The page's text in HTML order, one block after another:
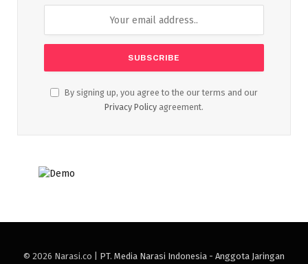
By signing up, you agree to the our terms and our
Privacy Policy agreement.
© 2026 Narasi.co | PT. Media Narasi Indonesia - Anggota Jaringan